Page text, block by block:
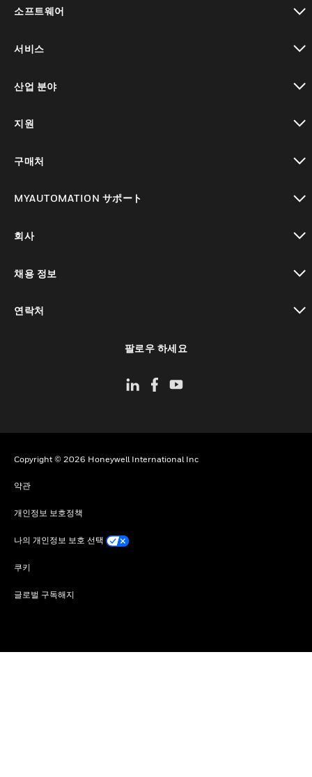
소프트웨어
서비스
산업 분야
지원
구매처
MYAUTOMATION サポート
회사
채용 정보
연락처
팔로우 하세요
Copyright © 2026 Honeywell International Inc
약관
개인정보 보호정책
나의 개인정보 보호 선택
쿠키
글로벌 구독해지